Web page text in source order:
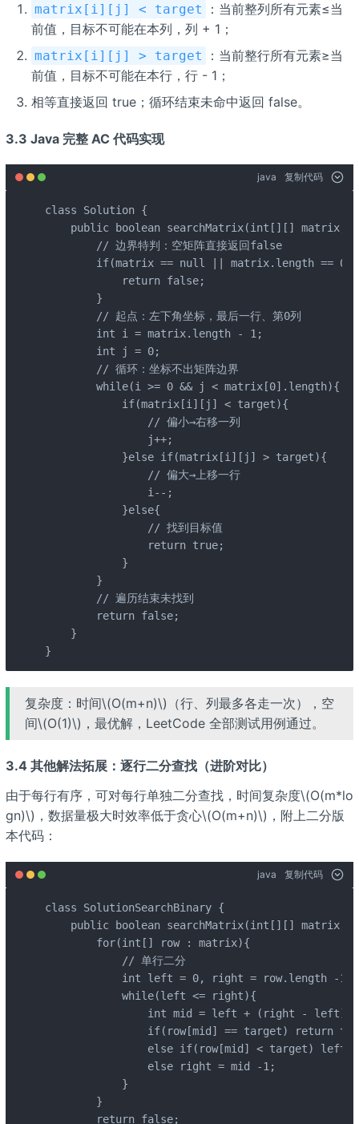
matrix[i][j] < target
：当前整列所有元素≤当
前值，目标不可能在本列，列 + 1；
matrix[i][j] > target
：当前整行所有元素≥当
前值，目标不可能在本行，行 - 1；
相等直接返回 true；循环结束未命中返回 false。
3.3 Java 完整 AC 代码实现
java 复制代码
class Solution {
public boolean searchMatrix(int[][] matrix,
        // 边界特判：空矩阵直接返回false
if(matrix == null || matrix.length == 0
            return false;
        }
        // 起点：左下角坐标，最后一行、第0列
        int i = matrix.length - 1;
        int j = 0;
        // 循环：坐标不出矩阵边界
        while(i >= 0 && j < matrix[0].length){
            if(matrix[i][j] < target){
                // 偏小→右移一列
                j++;
            }else if(matrix[i][j] > target){
                // 偏大→上移一行
                i--;
            }else{
                // 找到目标值
                return true;
            }
        }
        // 遍历结束未找到
        return false;
    }
}
复杂度：时间\(O(m+n)\)（行、列最多各走一次），空
间\(O(1)\)，最优解，LeetCode 全部测试用例通过。
3.4 其他解法拓展：逐行二分查找（进阶对比）
由于每行有序，可对每行单独二分查找，时间复杂度\(O(m*lo
gn)\)，数据量极大时效率低于贪心\(O(m+n)\)，附上二分版
本代码：
java 复制代码
class SolutionSearchBinary {
public boolean searchMatrix(int[][] matrix,
        for(int[] row : matrix){
            // 单行二分
            int left = 0, right = row.length -1;
            while(left <= right){
int mid = left + (right - left)/
if(row[mid] == target) return
else if(row[mid] < target) left
                else right = mid -1;
            }
        }
        return false;